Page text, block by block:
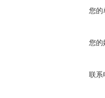
您的
您的
联系